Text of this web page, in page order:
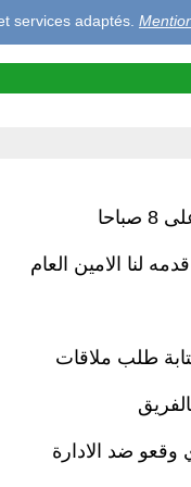
services adaptés.
لنا الامين العام
طلب ملاقات
وقعو ضد الادارة